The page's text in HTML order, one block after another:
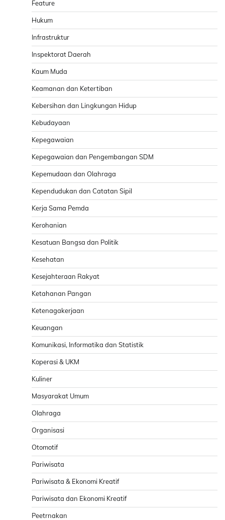
Feature
Hukum
Infrastruktur
Inspektorat Daerah
Kaum Muda
Keamanan dan Ketertiban
Kebersihan dan Lingkungan Hidup
Kebudayaan
Kepegawaian
Kepegawaian dan Pengembangan SDM
Kepemudaan dan Olahraga
Kependudukan dan Catatan Sipil
Kerja Sama Pemda
Kerohanian
Kesatuan Bangsa dan Politik
Kesehatan
Kesejahteraan Rakyat
Ketahanan Pangan
Ketenagakerjaan
Keuangan
Komunikasi, Informatika dan Statistik
Koperasi & UKM
Kuliner
Masyarakat Umum
Olahraga
Organisasi
Otomotif
Pariwisata
Pariwisata & Ekonomi Kreatif
Pariwisata dan Ekonomi Kreatif
Peetrnakan